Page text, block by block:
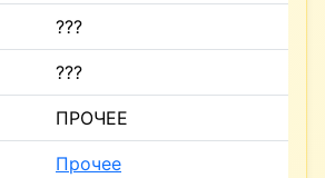
???
???
ПРОЧЕЕ
Прочее